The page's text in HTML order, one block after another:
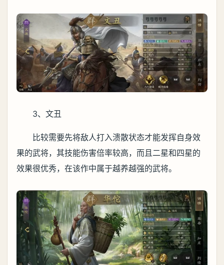
3、文丑
比较需要先将敌人打入溃散状态才能发挥自身效
果的武将，其技能伤害倍率较高，而且二星和四星的
效果很优秀，在该作中属于越养越强的武将。